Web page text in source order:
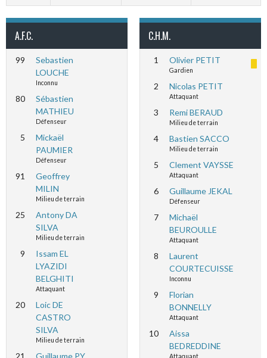
A.F.C.
99
Sebastien
LOUCHE
Inconnu
80
Sébastien
MATHIEU
Défenseur
5
Mickaël
PAUMIER
Défenseur
91
Geoffrey
MILIN
Milieu de terrain
25
Antony DA
SILVA
Milieu de terrain
9
Issam EL
LYAZIDI
BELGHITI
Attaquant
20
Loic DE
CASTRO
SILVA
Milieu de terrain
21 Guillaume PY
C.H.M.
1 Olivier PETIT
Gardien
2 Nicolas PETIT
Attaquant
3 Remi BERAUD
Milieu de terrain
4 Bastien SACCO
Milieu de terrain
5 Clement VAYSSE
Attaquant
6 Guillaume JEKAL
Défenseur
7
Michaël
BEUROULLE
Attaquant
8
Laurent
COURTECUISSE
Inconnu
9
Florian
BONNELLY
Attaquant
10
Aissa
BEDREDDINE
Attaquant